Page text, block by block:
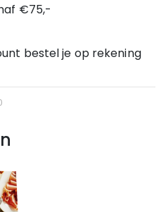
€75,-
bestel je op rekening